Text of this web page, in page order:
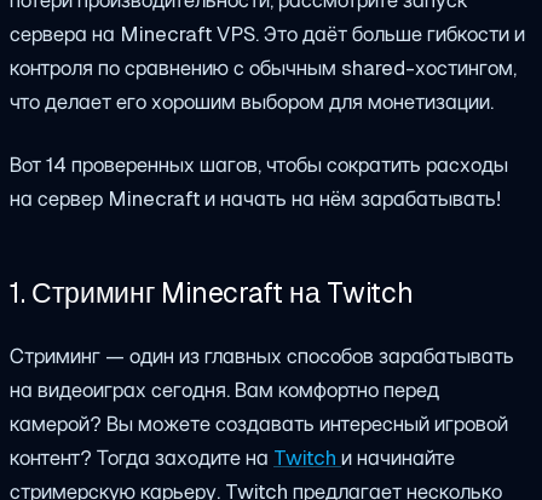
сервера на Minecraft VPS. Это даёт больше гибкости и
контроля по сравнению с обычным shared-хостингом,
что делает его хорошим выбором для монетизации.
Вот14 проверенных шагов, чтобы сократить расходы
на сервер Minecraft и начать на нём зарабатывать!
1. Стриминг Minecraft на Twitch
Стриминг — один из главных способов зарабатывать
на видеоиграх сегодня. Вам комфортно перед
камерой? Вы можете создавать интересный игровой
контент? Тогда заходите на Twitch и начинайте
стримерскую карьеру. Twitch предлагает несколько